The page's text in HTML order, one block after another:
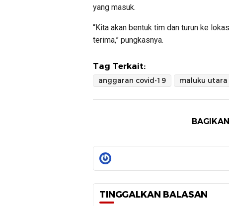
yang masuk.
“Kita akan bentuk tim dan turun ke
terima,” pungkasnya.
Tag Terkait:
anggaran covid-19 maluku utara
TINGGALKAN BALASAN